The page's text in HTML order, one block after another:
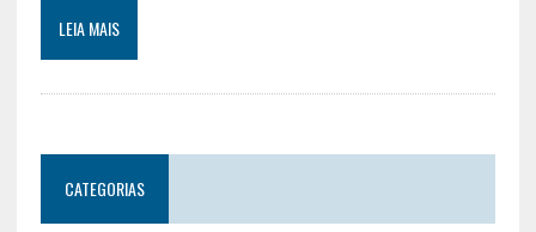
LEIA MAIS
CATEGORIAS